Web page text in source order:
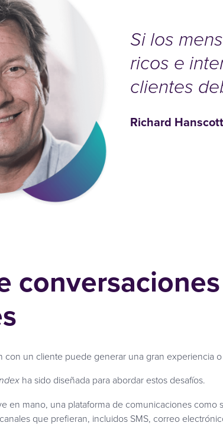
Si los
ricos e
clientes
Richard
con un cliente puede generar una gran experiencia
ha sido diseñada para abordar estos desafíos.
en mano, una plataforma de comunicaciones
que prefieran, incluidos SMS, correo